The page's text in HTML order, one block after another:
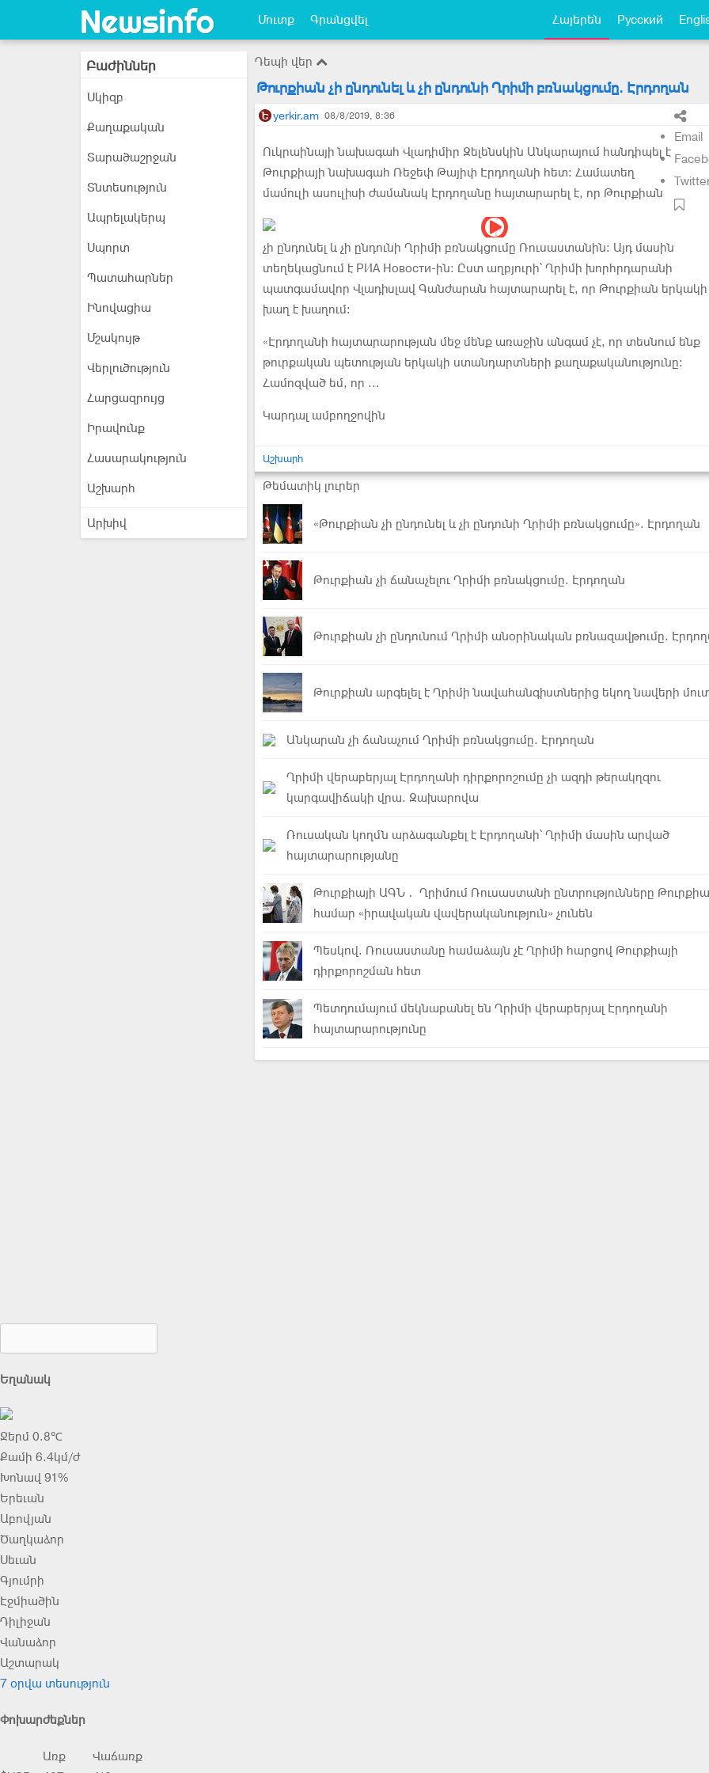
Մուտք Գրանցվել Հայերեն Русский
Բաժիններ
Սկիզբ
Քաղաքական
Տարածաշրջան
Տնտեսություն
Ապրելակերպ
Սպորտ
Պատահարներ
Ինովացիա
Մշակույթ
Վերլուծություն
Հարցազրույց
Իրավունք
Հասարակություն
Աշխարհ
Արխիվ
Դեպի վեր
Թուրքիան չի ընդունել և չի ընդունի Ղրիմի բռնակցումը. Էրդողան
yerkir.am 08/8/2019, 8:36
Email
Ուկրաինայի նախագահ Վլադիմիր Զելենսկին Անկարայում հանդիպել է
Թուրքիայի նախագահ Ռեջեփ Թայիփ Էրդողանի հետ: Համատեղ
մամուլի ասուլիսի ժամանակ Էրդողանը հայտարարել է, որ Թուրքիան
չի ընդունել և չի ընդունի Ղրիմի բռնակցումը Ռուսաստանին: Այդ մասին
տեղեկացնում է РИА Новости-ին: Ըստ աղբյուրի՝ Ղրիմի խորհրդարանի
պատգամավոր Վլադիսլավ Գանժարան հայտարարել է, որ Թուրքիան երկակի
խաղ է խաղում:
«Էրդողանի հայտարարության մեջ մենք առաջին անգամ չէ, որ տեսնում ենք
թուրքական պետության երկակի ստանդարտների քաղաքականությունը:
Համոզված եմ, որ ...
Կարդալ ամբողջովին
Աշխարհ
Թեմատիկ լուրեր
«Թուրքիան չի ընդունել և չի ընդունի Ղրիմի բռնակցումը». Էրդողան
Թուրքիան չի ճանաչելու Ղրիմի բռնակցումը. Էրդողան
Թուրքիան չի ընդունում Ղրիմի անօրինական բռնազավթումը.
Թուրքիան արգելել է Ղրիմի նավահանգիստներից եկող նավերի
Անկարան չի ճանաչում Ղրիմի բռնակցումը. Էրդողան
Ղրիմի վերաբերյալ Էրդողանի դիրքորոշումը չի ազդի թերակղզու
կարգավիճակի վրա. Զախարովա
Ռուսական կողմն արձագանքել է Էրդողանի՝ Ղրիմի մասին արված
հայտարարությանը
Թուրքիայի ԱԳՆ․ Ղրիմում Ռուսաստանի ընտրությունները
համար «իրավական վավերականություն» չունեն
Պեսկով. Ռուսաստանը համաձայն չէ Ղրիմի հարցով Թուրքիայի
դիրքորոշման հետ
Պետդումայում մեկնաբանել են Ղրիմի վերաբերյալ Էրդողանի
հայտարարությունը
Եղանակ
Ջերմ 0.8℃
Քամի 6.4կմ/ժ
Խոնավ 91%
Երեւան
Աբովյան
Ծաղկաձոր
Սեւան
Գյումրի
Էջմիածին
Դիլիջան
Վանաձոր
Աշտարակ
7 օրվա տեսություն
Փոխարժեքներ
Առք
Վաճառք